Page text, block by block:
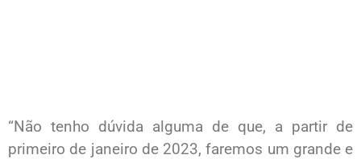
“Não tenho dúvida alguma de que, a partir de
primeiro de janeiro de 2023, faremos um grande e